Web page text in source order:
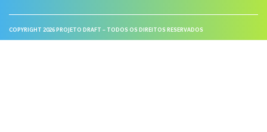
COPYRIGHT 2026 PROJETO DRAFT – TODOS OS DIREITOS RESERVADOS